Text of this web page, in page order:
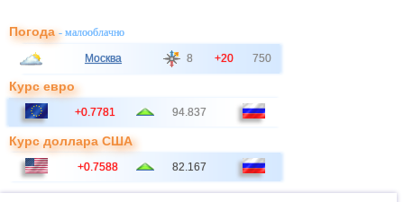
Погода- малооблачно
Москва 8 +20 750
Курс евро
+0.7781 94.837
Курс доллара США
+0.7588 82.167